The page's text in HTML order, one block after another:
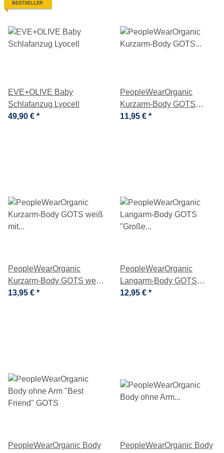
BESTSELLER
EVE+OLIVE Baby
Schlafanzug Lyocell
49,90 € *
PeopleWearOrganic
Kurzarm-Body GOTS
"Hippofreunde" blau
11,95 € *
PeopleWearOrganic
Kurzarm-Body GOTS weiß
mit Blumenkragen
13,95 € *
PeopleWearOrganic
Langarm-Body GOTS
"Große Blumen" hellbeige
12,95 € *
PeopleWearOrganic Body PeopleWearOrganic Body